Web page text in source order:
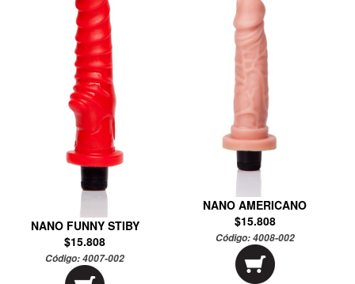
NANO FUNNY STIBY
$15.808
Código:4007-002
NANO AMERICANO
$15.808
Código:4008-002